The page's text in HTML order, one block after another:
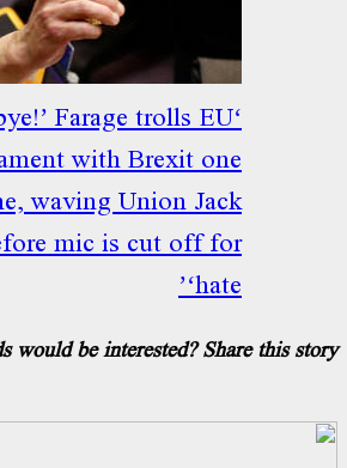
‘Goodbye!’ Farage trolls
Parliament with Brexit
last time, waving Union
flag before mic is cut off
your friends would be interested?